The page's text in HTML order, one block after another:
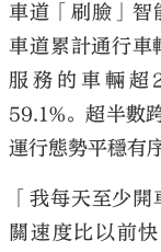
車道「刷臉」智
車道累計通行車
服務的車輛超
59.1%。超半數
運行態勢平穩有序
「我每天至少
關速度比以前